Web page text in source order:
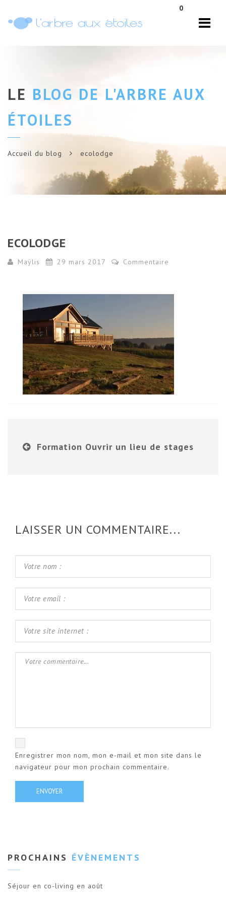
0
LE BLOG DE L'ARBRE AUX
ÉTOILES
Accueil du blog ecolodge
ECOLODGE
Maÿlis 29 mars 2017 Commentaire
Formation Ouvrir un lieu de stages
LAISSER UN COMMENTAIRE...
Enregistrer mon nom, mon e-mail et mon site dans le
navigateur pour mon prochain commentaire.
PROCHAINS ÉVÈNEMENTS
Séjour en co-living en août